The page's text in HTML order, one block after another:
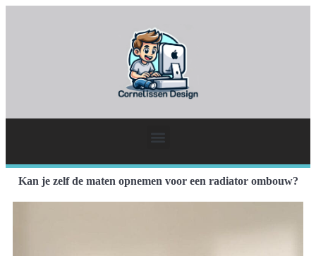
Kan je zelf de maten opnemen voor een radiator ombouw?